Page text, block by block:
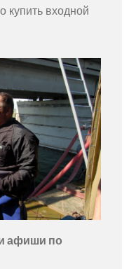
купить входной
афиши по